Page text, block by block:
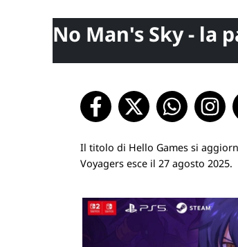
No Man's Sky - la
Il titolo di Hello Games si
Voyagers esce il 27 agosto 2025.